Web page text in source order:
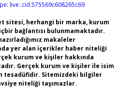
live:.cid.575569c608265c69
sitesi, herhangi bir marka, kurum
bağlantısı bulunmamaktadır.
makaleler
yer alan içerikler haber niteliği
kurum ve kişiler hakkında
Gerçek kurum ve kişiler ile isim
tesadüfidir. Sitemizdeki bilgiler
niteliği taşımazlar.